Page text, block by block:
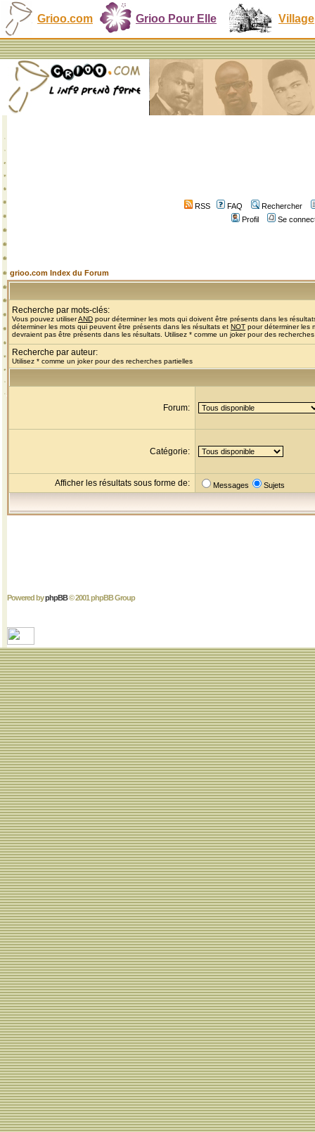
Grioo.com Grioo Pour Elle Village
RSS FAQ
Rechercher
Profil
Se
grioo.com Index du Forum
Recherche par mots-clés:
Vous pouvez utiliserAND pour déterminer les mots qui doivent être présents dans les
déterminer les mots qui peuvent être présents dans les résultats et NOT pour déterminer les
devraient pas être présents dans les résultats. Utilisez * comme un joker pour des
Recherche par auteur:
Utilisez * comme un joker pour des recherches partielles
Forum:
Catégorie:
Afficher les résultats sous forme de: Messages Sujets
Powered byphpBB© 2001 phpBB Group